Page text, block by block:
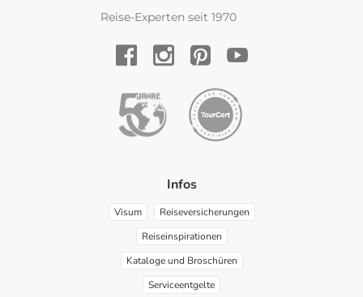
Reise-Experten seit 1970
Infos
Visum
Reiseversicherungen
Reiseinspirationen
Kataloge und Broschüren
Serviceentgelte